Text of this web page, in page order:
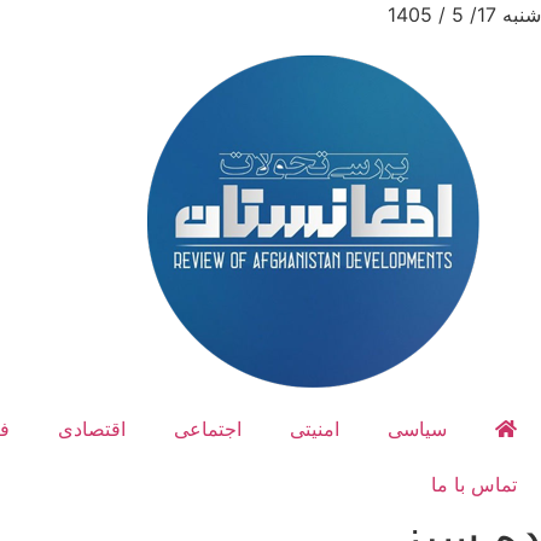
شنبه 17/ 5 / 1405
سیاسی امنیتی اجتماعی اقتصادی
تماس با ما